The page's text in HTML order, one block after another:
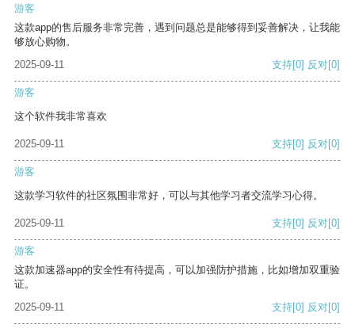
游客
这款app的售后服务非常完善，遇到问题总是能够得到妥善解决，让我能
够放心购物。
2025-09-11
支持[0] 反对[0]
游客
这个软件我非常喜欢
2025-09-11 支持[0] 反对[0]
游客
这款学习软件的社区氛围非常好，可以与其他学习者交流学习心得。
2025-09-11 支持[0] 反对[0]
游客
这款加速器app的安全性有待提高，可以加强防护措施，比如增加双重验
证。
2025-09-11
支持[0] 反对[0]